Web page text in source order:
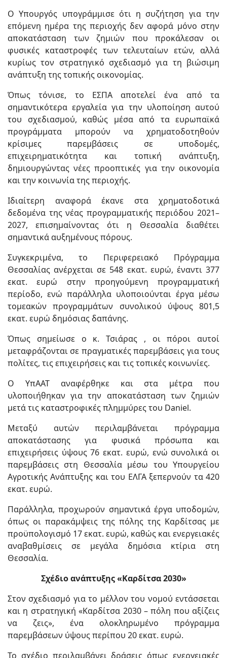
Ο Υπουργός υπογράμμισε ότι η συζήτηση για την
επόμενη ημέρα της περιοχής δεν αφορά μόνο στην
αποκατάσταση των ζημιών που προκάλεσαν οι
φυσικές καταστροφές των τελευταίων ετών, αλλά
κυρίως τον στρατηγικό σχεδιασμό για τη βιώσιμη
ανάπτυξη της τοπικής οικονομίας.
Όπως τόνισε, το ΕΣΠΑ αποτελεί ένα από τα
σημαντικότερα εργαλεία για την υλοποίηση αυτού
του σχεδιασμού, καθώς μέσα από τα ευρωπαϊκά
προγράμματα μπορούν να χρηματοδοτηθούν
κρίσιμες παρεμβάσεις σε υποδομές,
επιχειρηματικότητα και τοπική ανάπτυξη,
δημιουργώντας νέες προοπτικές για την οικονομία
και την κοινωνία της περιοχής.
Ιδιαίτερη αναφορά έκανε στα χρηματοδοτικά
δεδομένα της νέας προγραμματικής περιόδου 2021–
2027, επισημαίνοντας ότι η Θεσσαλία διαθέτει
σημαντικά αυξημένους πόρους.
Συγκεκριμένα, το Περιφερειακό Πρόγραμμα
Θεσσαλίας ανέρχεται σε 548 εκατ. ευρώ, έναντι 377
εκατ. ευρώ στην προηγούμενη προγραμματική
περίοδο, ενώ παράλληλα υλοποιούνται έργα μέσω
τομεακών προγραμμάτων συνολικού ύψους 801,5
εκατ. ευρώ δημόσιας δαπάνης.
Όπως σημείωσε ο κ. Τσιάρας , οι πόροι αυτοί
μεταφράζονται σε πραγματικές παρεμβάσεις για τους
πολίτες, τις επιχειρήσεις και τις τοπικές κοινωνίες.
Ο ΥπΑΑΤ αναφέρθηκε και στα μέτρα που
υλοποιήθηκαν για την αποκατάσταση των ζημιών
μετά τις καταστροφικές πλημμύρες του Daniel.
Μεταξύ αυτών περιλαμβάνεται πρόγραμμα
αποκατάστασης για φυσικά πρόσωπα και
επιχειρήσεις ύψους 76 εκατ. ευρώ, ενώ συνολικά οι
παρεμβάσεις στη Θεσσαλία μέσω του Υπουργείου
Αγροτικής Ανάπτυξης και του ΕΛΓΑ ξεπερνούν τα 420
εκατ. ευρώ.
Παράλληλα, προχωρούν σημαντικά έργα υποδομών,
όπως οι παρακάμψεις της πόλης της Καρδίτσας με
προϋπολογισμό 17 εκατ. ευρώ, καθώς και ενεργειακές
αναβαθμίσεις σε μεγάλα δημόσια κτίρια στη
Θεσσαλία.
Σχέδιο ανάπτυξης «Καρδίτσα 2030»
Στον σχεδιασμό για το μέλλον του νομού εντάσσεται
και η στρατηγική «Καρδίτσα 2030 – πόλη που αξίζεις
να ζεις», ένα ολοκληρωμένο πρόγραμμα
παρεμβάσεων ύψους περίπου 20 εκατ. ευρώ.
Το σχέδιο περιλαμβάνει δράσεις όπως ενεργειακές